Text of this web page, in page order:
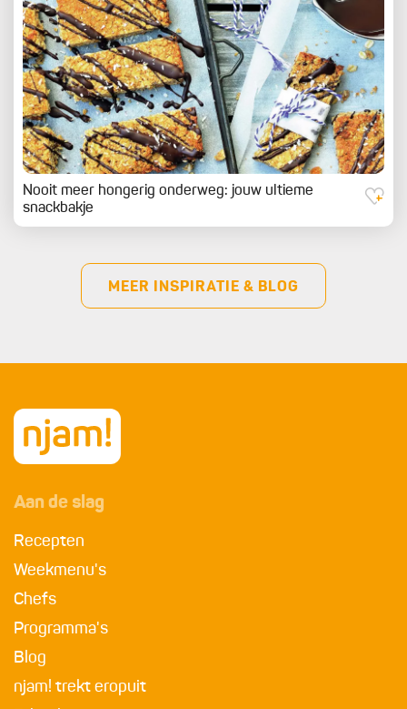
Nooit meer hongerig onderweg: jouw ultieme
snackbakje
MEER INSPIRATIE & BLOG
Aan de slag
Recepten
Weekmenu's
Chefs
Programma's
Blog
njam! trekt eropuit